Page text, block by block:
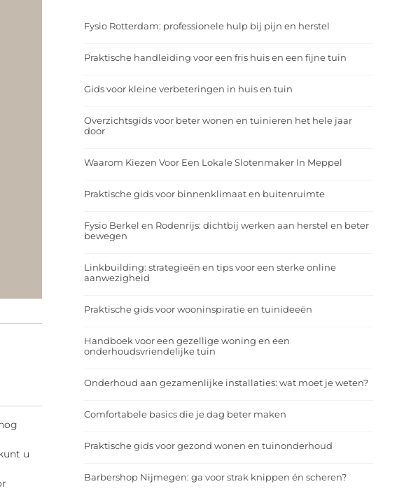
u
Fysio Rotterdam: professionele hulp bij pijn en herstel
Praktische handleiding voor een fris huis en een fijne tuin
Gids voor kleine verbeteringen in huis en tuin
Overzichtsgids voor beter wonen en tuinieren het hele jaar
door
Waarom Kiezen Voor Een Lokale Slotenmaker In Meppel
Praktische gids voor binnenklimaat en buitenruimte
Fysio Berkel en Rodenrijs: dichtbij werken aan herstel en beter
bewegen
Linkbuilding: strategieën en tips voor een sterke online
aanwezigheid
Praktische gids voor wooninspiratie en tuinideeën
Handboek voor een gezellige woning en een
onderhoudsvriendelijke tuin
Onderhoud aan gezamenlijke installaties: wat moet je weten?
Comfortabele basics die je dag beter maken
Praktische gids voor gezond wonen en tuinonderhoud
Barbershop Nijmegen: ga voor strak knippen én scheren?